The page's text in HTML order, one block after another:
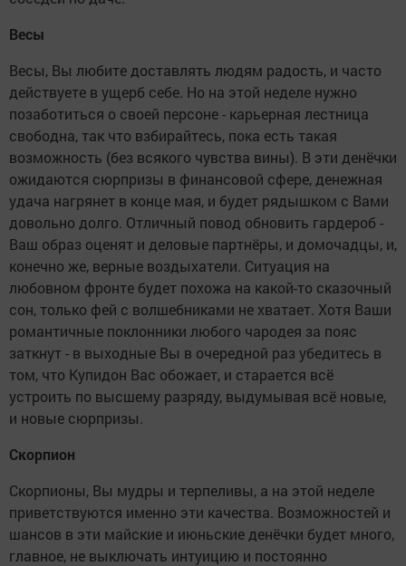
Весы
Весы, Вы любите доставлять людям радость, и часто
действуете в ущерб себе. Но на этой неделе нужно
позаботиться о своей персоне - карьерная лестница
свободна, так что взбирайтесь, пока есть такая
возможность (без всякого чувства вины). В эти денёчки
ожидаются сюрпризы в финансовой сфере, денежная
удача нагрянет в конце мая, и будет рядышком с Вами
довольно долго. Отличный повод обновить гардероб -
Ваш образ оценят и деловые партнёры, и домочадцы, и,
конечно же, верные воздыхатели. Ситуация на
любовном фронте будет похожа на какой-то сказочный
сон, только фей с волшебниками не хватает. Хотя Ваши
романтичные поклонники любого чародея за пояс
заткнут - в выходные Вы в очередной раз убедитесь в
том, что Купидон Вас обожает, и старается всё
устроить по высшему разряду, выдумывая всё новые,
и новые сюрпризы.
Скорпион
Скорпионы, Вы мудры и терпеливы, а на этой неделе
приветствуются именно эти качества. Возможностей и
шансов в эти майские и июньские денёчки будет много,
главное, не выключать интуицию и постоянно